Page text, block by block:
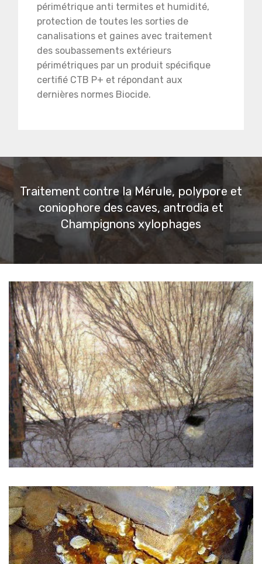
périmétrique anti termites et humidité,
protection de toutes les sorties de
canalisations et gaines avec traitement
des soubassements extérieurs
périmétriques par un produit spécifique
certifié CTB P+ et répondant aux
dernières normes Biocide.
Traitement contre la Mérule, polypore et
coniophore des caves, antrodia et
Champignons xylophages